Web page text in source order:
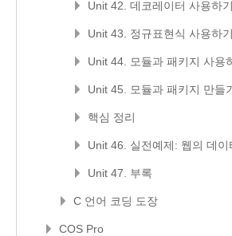
Unit 42. 데코레이터 사용하기
Unit 43. 정규표현식 사용하기
Unit 44. 모듈과 패키지 사용
Unit 45. 모듈과 패키지 만들
핵심 정리
Unit 46. 실전예제: 웹의 데
Unit 47. 부록
C 언어 코딩 도장
COS Pro